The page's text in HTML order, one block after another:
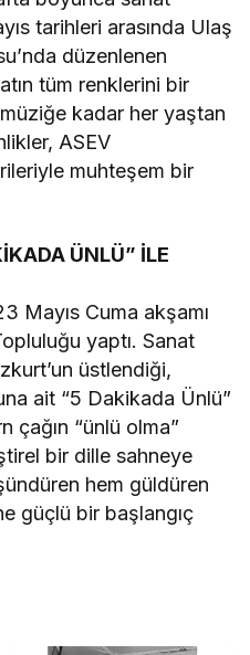
tarihleri arasında Ulaş
düzenlenen
tüm renklerini bir
kadar her yaştan
ASEV
muhteşem bir
ÜNLÜ” İLE
Mayıs Cuma akşamı
yaptı. Sanat
üstlendiği,
ait “5 Dakikada Ünlü”
çağın “ünlü olma”
bir dille sahneye
hem güldüren
güçlü bir başlangıç